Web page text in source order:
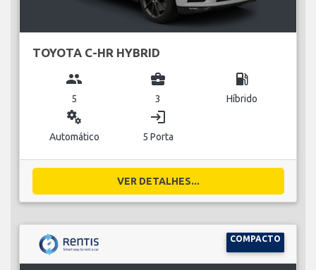
TOYOTA C-HR HYBRID
group
5
business_center
3
local_gas_station
Híbrido
miscellaneous_services
Automático
login
5 Porta
VER DETALHES...
COMPACTO